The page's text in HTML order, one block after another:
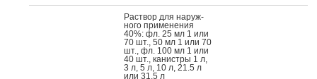
Рас­твор для на­руж­
но­го при­мене­ния
40%: фл. 25 мл 1 или
70 шт., 50 мл 1 или 70
шт., фл. 100 мл 1 или
40 шт., ка­нис­тры 1 л,
3 л, 5 л, 10 л, 21.5 л
или 31.5 л